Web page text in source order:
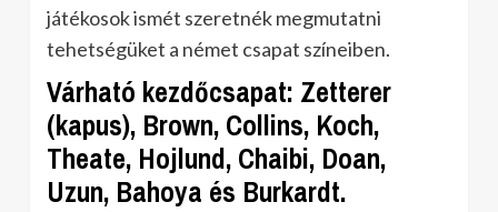
játékosok ismét szeretnék megmutatni
tehetségüket a német csapat színeiben.
Várható kezdőcsapat: Zetterer
(kapus), Brown, Collins, Koch,
Theate, Hojlund, Chaibi, Doan,
Uzun, Bahoya és Burkardt.